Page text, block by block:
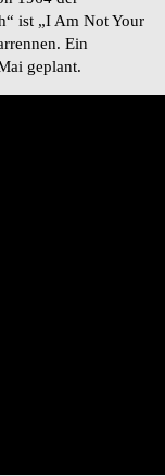
ist „I Am Not Your
Ein
geplant.